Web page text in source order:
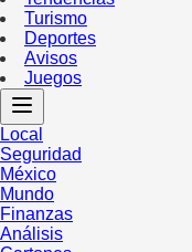
Turismo
Deportes
Avisos
Juegos
Local
Seguridad
México
Mundo
Finanzas
Análisis